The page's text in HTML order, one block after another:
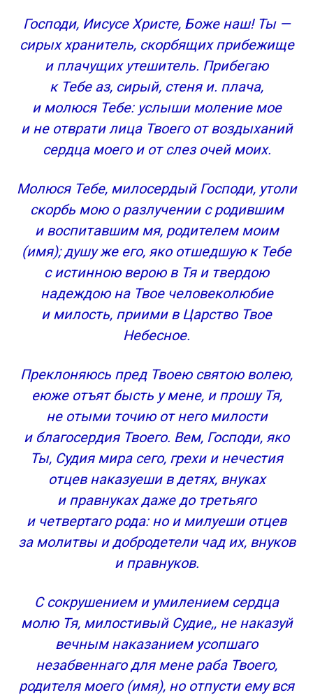
Господи, Иисусе Христе, Боже наш! Ты —
сирых хранитель, скорбящих прибежище
и плачущих утешитель. Прибегаю
к Тебе аз, сирый, стеня и. плача,
и молюся Тебе: услыши моление мое
и не отврати лица Твоего от воздыханий
сердца моего и от слез очей моих.
Молюся Тебе, милосердый Господи, утоли
скорбь мою о разлучении с родившим
и воспитавшим мя, родителем моим
(имя); душу же его, яко отшедшую к Тебе
с истинною верою в Тя и твердою
надеждою на Твое человеколюбие
и милость, приими в Царство Твое
Небесное.
Преклоняюсь пред Твоею святою волею,
еюже отъят бысть у мене, и прошу Тя,
не отыми точию от него милости
и благосердия Твоего. Вем, Господи, яко
Ты, Судия мира сего, грехи и нечестия
отцев наказуеши в детях, внуках
и правнуках даже до третьяго
и четвертаго рода: но и милуеши отцев
за молитвы и добродетели чад их, внуков
и правнуков.
С сокрушением и умилением сердца
молю Тя, милостивый Судие,, не наказуй
вечным наказанием усопшаго
незабвеннаго для мене раба Твоего,
родителя моего (имя), но отпусти ему вся